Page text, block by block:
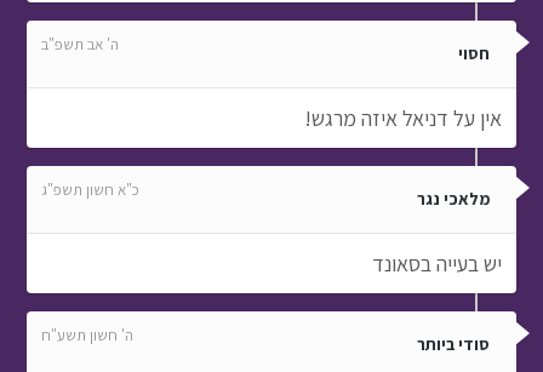
חסוי ה' אב תשפ"ב
אין על דניאל איזה מרגש!
מלאכי נגר כ"א חשון תשפ"ג
יש בעייה בסאונד
סודי ביותר ה' חשון תשע"ח